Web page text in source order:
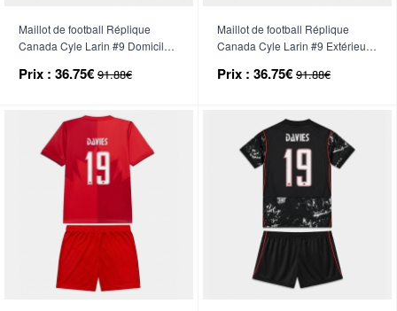
Maillot de football Réplique
Canada Cyle Larin #9 Domicile
Courte (+ Pantalon court)
Prix : 36.75€ 91.88€
Maillot de football Réplique
Canada Cyle Larin #9 Extérieur
Courte (+ Pantalon court)
Prix : 36.75€ 91.88€